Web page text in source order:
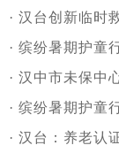
· 汉台创新临时救
· 缤纷暑期护童行 添翼
· 汉中市未保中
· 缤纷暑期护童行 添翼
· 汉台：养老认